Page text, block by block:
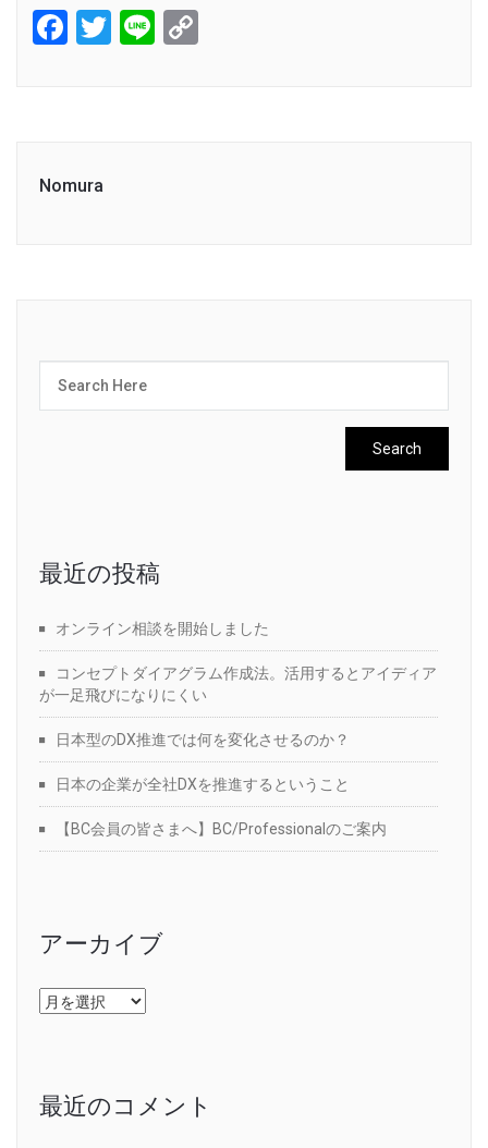
Facebook
Twitter
Line
Nomura
最近の投稿
オンライン相談を開始しました
コンセプトダイアグラム作成法。活用するとアイディア
が一足飛びになりにくい
日本型のDX推進では何を変化させるのか？
日本の企業が全社DXを推進するということ
【BC会員の皆さまへ】BC/Professionalのご案内
アーカイブ
ア
ー
最近のコメント